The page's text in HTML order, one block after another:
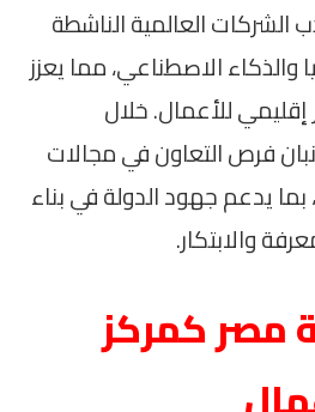
العالمية الناشطة
والذكاء الاصطناعي، مما يعزز
للأعمال. خلال
فرص التعاون في مجالات
بما يدعم جهود الدولة في بناء
والابتكار.
مصر كمركز